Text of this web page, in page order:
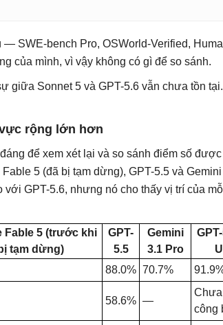
SWE-bench Pro, OSWorld-Verified,
của mình, vì vậy không có gì để so sánh.
giữa Sonnet 5 và GPT-5.6 vẫn chưa tồn
rộng lớn hơn
để xem xét lại và so sánh điểm số
5 (đã bị tạm dừng), GPT-5.5 và Gemini
GPT-5.6, nhưng nó cho thấy vị trí của
Fable 5 (trước khi
bị tạm dừng)
GPT-
5.5
Gemini
3.1 Pro
88.0% 70.7%
58.6% —
công